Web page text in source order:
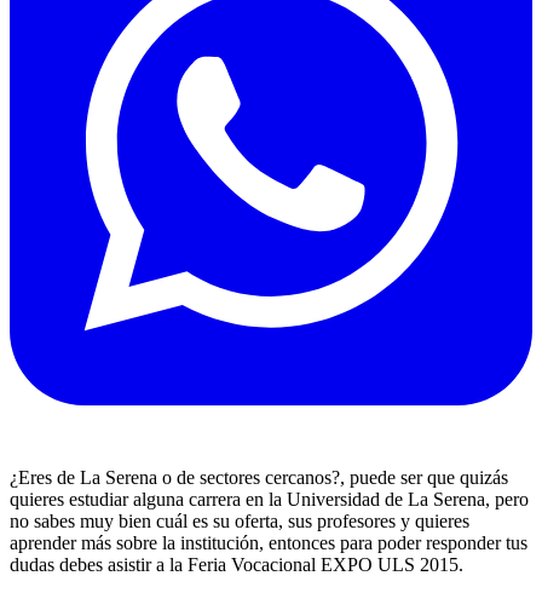
¿Eres de La Serena o de sectores cercanos?, puede ser que quizás
quieres estudiar alguna carrera en la Universidad de La Serena, pero
no sabes muy bien cuál es su oferta, sus profesores y quieres
aprender más sobre la institución, entonces para poder responder tus
dudas debes asistir a la Feria Vocacional EXPO ULS 2015.